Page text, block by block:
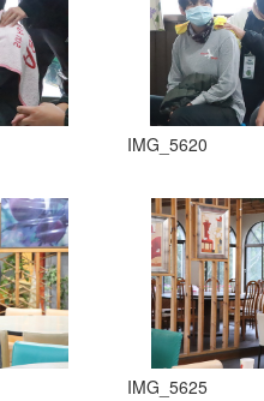
IMG_5620
IMG_5625